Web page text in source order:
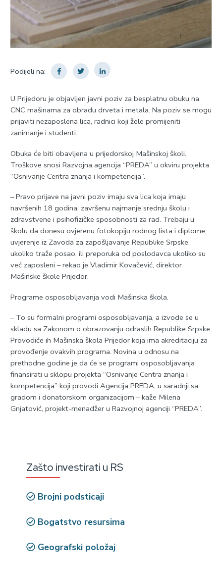
Podijeli na:
U Prijedoru je objavljen javni poziv za besplatnu obuku na
CNC mašinama za obradu drveta i metala. Na poziv se mogu
prijaviti nezaposlena lica, radnici koji žele promijeniti
zanimanje i studenti.
Obuka će biti obavljena u prijedorskoj Mašinskoj školi.
Troškove snosi Razvojna agencija “PREDA” u okviru projekta
“Osnivanje Centra znanja i kompetencija”.
– Pravo prijave na javni poziv imaju sva lica koja imaju
navršenih 18 godina, završenu najmanje srednju školu i
zdravstvene i psihofizičke sposobnosti za rad. Trebaju u
školu da donesu ovjerenu fotokopiju rodnog lista i diplome,
uvjerenje iz Zavoda za zapošljavanje Republike Srpske,
ukoliko traže posao, ili preporuka od poslodavca ukoliko su
već zaposleni – rekao je Vladimir Kovačević, direktor
Mašinske škole Prijedor.
Programe osposobljavanja vodi Mašinska škola.
– To su formalni programi osposobljavanja, a izvode se u
skladu sa Zakonom o obrazovanju odraslih Republike Srpske.
Provodiće ih Mašinska škola Prijedor koja ima akreditaciju za
provođenje ovakvih programa. Novina u odnosu na
prethodne godine je da će se programi osposobljavanja
finansirati u sklopu projekta “Osnivanje Centra znanja i
kompetencija” koji provodi Agencija PREDA, u saradnji sa
gradom i donatorskom organizacijom – kaže Milena
Gnjatović, projekt-menadžer u Razvojnoj agenciji “PREDA”.
Zašto investirati u RS
Brojni podsticaji
Bogatstvo resursima
Geografski položaj